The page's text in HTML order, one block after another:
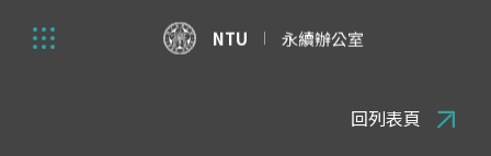
NTU 永續辦公室
回列表頁